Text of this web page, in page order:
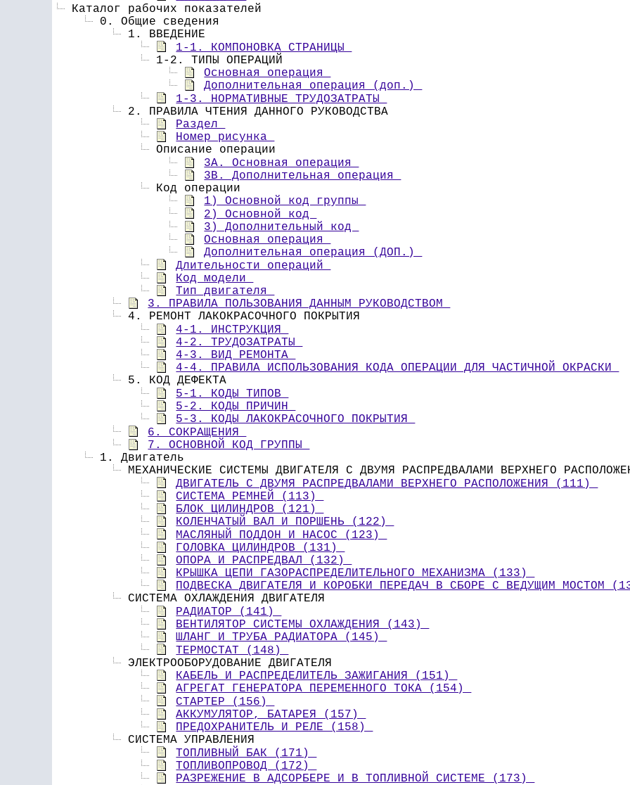
Каталог рабочих показателей
0. Общие сведения
1. ВВЕДЕНИЕ
1-1. КОМПОНОВКА СТРАНИЦЫ
1-2. ТИПЫ ОПЕРАЦИЙ
Основная операция
Дополнительная операция (доп.)
1-3. НОРМАТИВНЫЕ ТРУДОЗАТРАТЫ
2. ПРАВИЛА ЧТЕНИЯ ДАННОГО РУКОВОДСТВА
Раздел
Номер рисунка
Описание операции
3A. Основная операция
3B. Дополнительная операция
Код операции
1) Основной код группы
2) Основной код
3) Дополнительный код
Основная операция
Дополнительная операция (ДОП.)
Длительности операций
Код модели
Тип двигателя
3. ПРАВИЛА ПОЛЬЗОВАНИЯ ДАННЫМ РУКОВОДСТВОМ
4. РЕМОНТ ЛАКОКРАСОЧНОГО ПОКРЫТИЯ
4-1. ИНСТРУКЦИЯ
4-2. ТРУДОЗАТРАТЫ
4-3. ВИД РЕМОНТА
4-4. ПРАВИЛА ИСПОЛЬЗОВАНИЯ КОДА ОПЕРАЦИИ ДЛЯ ЧАСТИЧНОЙ ОКРАСКИ
5. КОД ДЕФЕКТА
5-1. КОДЫ ТИПОВ
5-2. КОДЫ ПРИЧИН
5-3. КОДЫ ЛАКОКРАСОЧНОГО ПОКРЫТИЯ
6. СОКРАЩЕНИЯ
7. ОСНОВНОЙ КОД ГРУППЫ
1. Двигатель
МЕХАНИЧЕСКИЕ СИСТЕМЫ ДВИГАТЕЛЯ С ДВУМЯ РАСПРЕДВАЛАМИ ВЕРХНЕГО
ДВИГАТЕЛЬ С ДВУМЯ РАСПРЕДВАЛАМИ ВЕРХНЕГО РАСПОЛОЖЕНИЯ (111)
СИСТЕМА РЕМНЕЙ (113)
БЛОК ЦИЛИНДРОВ (121)
КОЛЕНЧАТЫЙ ВАЛ И ПОРШЕНЬ (122)
МАСЛЯНЫЙ ПОДДОН И НАСОС (123)
ГОЛОВКА ЦИЛИНДРОВ (131)
ОПОРА И РАСПРЕДВАЛ (132)
КРЫШКА ЦЕПИ ГАЗОРАСПРЕДЕЛИТЕЛЬНОГО МЕХАНИЗМА (133)
ПОДВЕСКА ДВИГАТЕЛЯ И КОРОБКИ ПЕРЕДАЧ В СБОРЕ С ВЕДУЩИМ МОСТОМ
СИСТЕМА ОХЛАЖДЕНИЯ ДВИГАТЕЛЯ
РАДИАТОР (141)
ВЕНТИЛЯТОР СИСТЕМЫ ОХЛАЖДЕНИЯ (143)
ШЛАНГ И ТРУБА РАДИАТОРА (145)
ТЕРМОСТАТ (148)
ЭЛЕКТРООБОРУДОВАНИЕ ДВИГАТЕЛЯ
КАБЕЛЬ И РАСПРЕДЕЛИТЕЛЬ ЗАЖИГАНИЯ (151)
АГРЕГАТ ГЕНЕРАТОРА ПЕРЕМЕННОГО ТОКА (154)
СТАРТЕР (156)
АККУМУЛЯТОР, БАТАРЕЯ (157)
ПРЕДОХРАНИТЕЛЬ И РЕЛЕ (158)
СИСТЕМА УПРАВЛЕНИЯ
ТОПЛИВНЫЙ БАК (171)
ТОПЛИВОПРОВОД (172)
РАЗРЕЖЕНИЕ В АДСОРБЕРЕ И В ТОПЛИВНОЙ СИСТЕМЕ (173)